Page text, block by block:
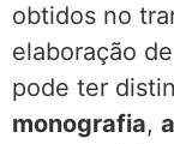
obtidos no
elaboração
pode ter
monografia,